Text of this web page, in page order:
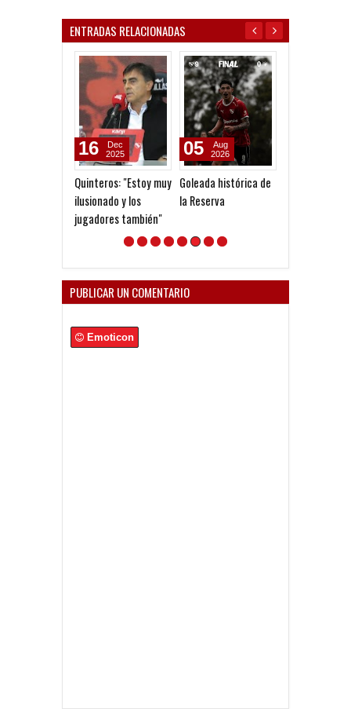
ENTRADAS RELACIONADAS
Quinteros: "Estoy muy
ilusionado y los
jugadores también"
16
Dec
2025
Goleada histórica de
la Reserva
05
Aug
2026
PUBLICAR UN COMENTARIO
Emoticon